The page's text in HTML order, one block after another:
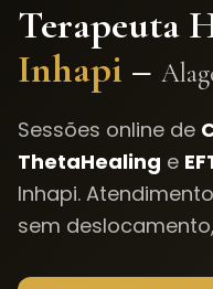
Terapeuta
Inhapi –
Sessões online de
ThetaHealing e
Inhapi.
sem